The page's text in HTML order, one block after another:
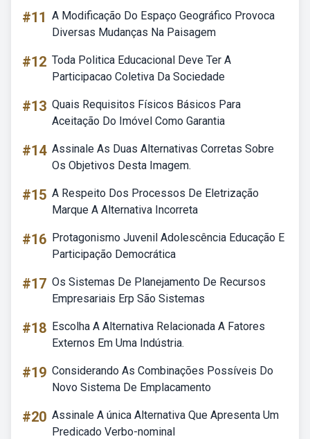
#11 A Modificação Do Espaço Geográfico Provoca
Diversas Mudanças Na Paisagem
#12 Toda Politica Educacional Deve Ter A
Participacao Coletiva Da Sociedade
#13 Quais Requisitos Físicos Básicos Para
Aceitação Do Imóvel Como Garantia
#14 Assinale As Duas Alternativas Corretas Sobre
Os Objetivos Desta Imagem.
#15 A Respeito Dos Processos De Eletrização
Marque A Alternativa Incorreta
#16 Protagonismo Juvenil Adolescência Educação E
Participação Democrática
#17 Os Sistemas De Planejamento De Recursos
Empresariais Erp São Sistemas
#18 Escolha A Alternativa Relacionada A Fatores
Externos Em Uma Indústria.
#19 Considerando As Combinações Possíveis Do
Novo Sistema De Emplacamento
#20 Assinale A única Alternativa Que Apresenta Um
Predicado Verbo-nominal